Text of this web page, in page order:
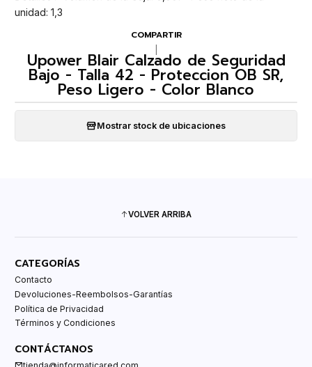
unidad: 1,3
COMPARTIR
Upower Blair Calzado de Seguridad
Bajo - Talla 42 - Proteccion OB SR,
Peso Ligero - Color Blanco
Mostrar stock de ubicaciones
VOLVER ARRIBA
CATEGORÍAS
Contacto
Devoluciones-Reembolsos-Garantías
Política de Privacidad
Términos y Condiciones
CONTÁCTANOS